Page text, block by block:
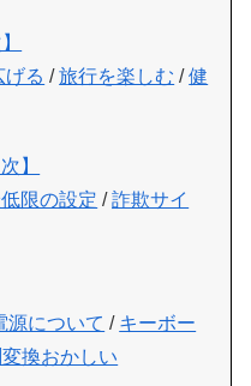
げる /旅行を楽しむ /健
】
限の設定 /詐欺サイ
源について / キーボー
換おかしい